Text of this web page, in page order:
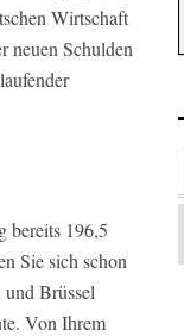
Wirtschaft
neuen Schulden
bereits 196,5
Sie sich schon
Brüssel
Von Ihrem